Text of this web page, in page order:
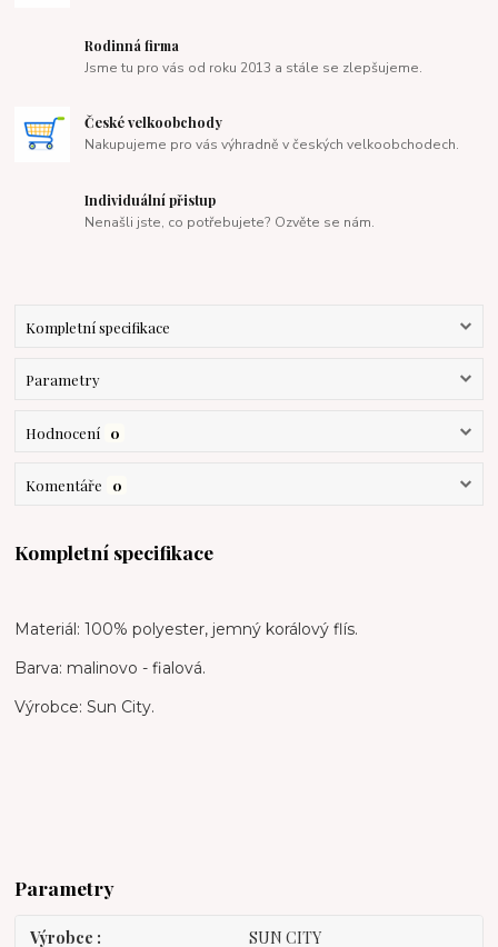
Rodinná firma
Jsme tu pro vás od roku 2013 a stále se zlepšujeme.
České velkoobchody
Nakupujeme pro vás výhradně v českých velkoobchodech.
Individuální přistup
Nenašli jste, co potřebujete? Ozvěte se nám.
Kompletní specifikace
Parametry
Hodnocení 0
Komentáře 0
Kompletní specifikace
Materiál: 100% polyester, jemný korálový flís.
Barva: malinovo - fialová.
Výrobce: Sun City.
Parametry
Výrobce SUN CITY